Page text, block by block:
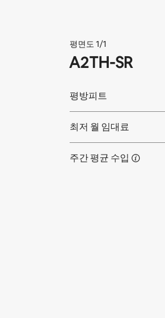
평면도 1/1
A2TH-SR
평방피트
최저 월 임대료
주간 평균 수입